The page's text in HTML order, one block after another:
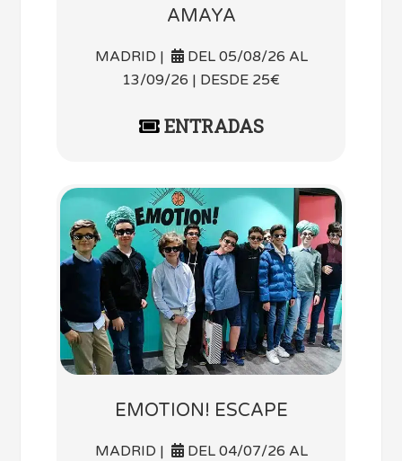
AMAYA
MADRID |
DEL 05/08/26 AL
13/09/26 | DESDE 25€
ENTRADAS
EMOTION! ESCAPE
MADRID |
DEL 04/07/26 AL